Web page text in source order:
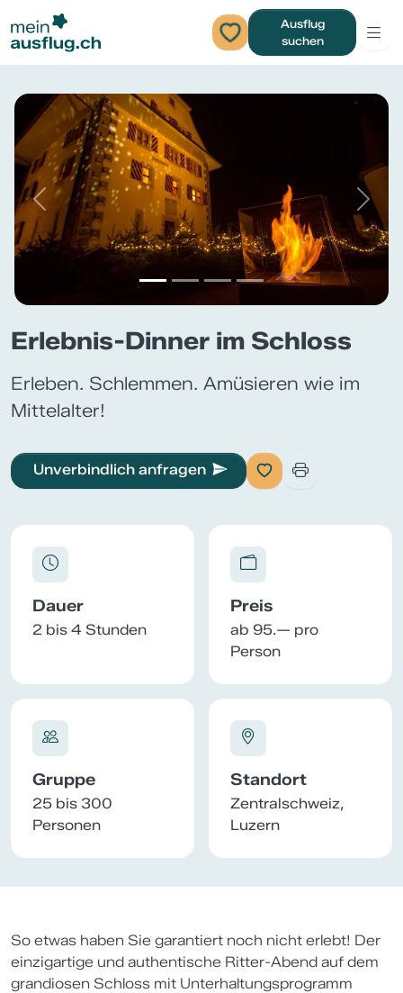
Ausflug
suchen
Previous Next
Erlebnis-Dinner im Schloss
Erleben. Schlemmen. Amüsieren wie im
Mittelalter!
Unverbindlich anfragen
Dauer
2 bis 4 Stunden
Preis
ab 95.— pro
Person
Gruppe
25 bis 300
Personen
Standort
Zentralschweiz,
Luzern
So etwas haben Sie garantiert noch nicht erlebt! Der
einzigartige und authentische Ritter-Abend auf dem
grandiosen Schloss mit Unterhaltungsprogramm